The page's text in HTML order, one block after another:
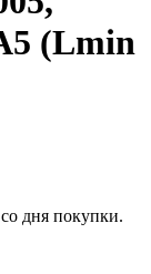
(Lmin
дня покупки.